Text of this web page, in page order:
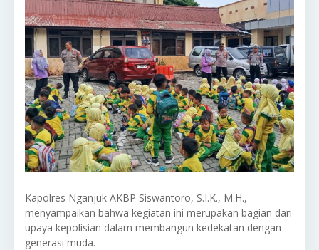
Kapolres Nganjuk AKBP Siswantoro, S.I.K., M.H.,
menyampaikan bahwa kegiatan ini merupakan bagian dari
upaya kepolisian dalam membangun kedekatan dengan
generasi muda.